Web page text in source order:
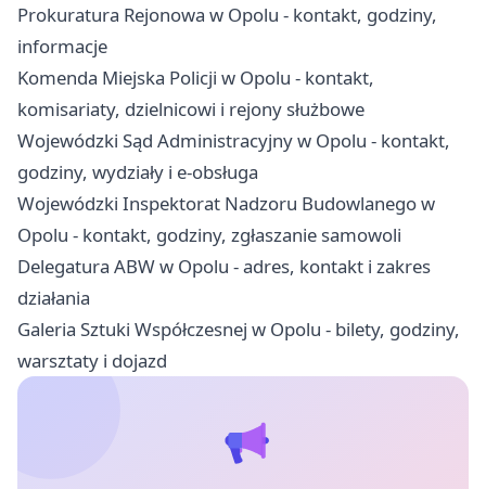
Prokuratura Rejonowa w Opolu - kontakt, godziny,
informacje
Komenda Miejska Policji w Opolu - kontakt,
komisariaty, dzielnicowi i rejony służbowe
Wojewódzki Sąd Administracyjny w Opolu - kontakt,
godziny, wydziały i e-obsługa
Wojewódzki Inspektorat Nadzoru Budowlanego w
Opolu - kontakt, godziny, zgłaszanie samowoli
Delegatura ABW w Opolu - adres, kontakt i zakres
działania
Galeria Sztuki Współczesnej w Opolu - bilety, godziny,
warsztaty i dojazd